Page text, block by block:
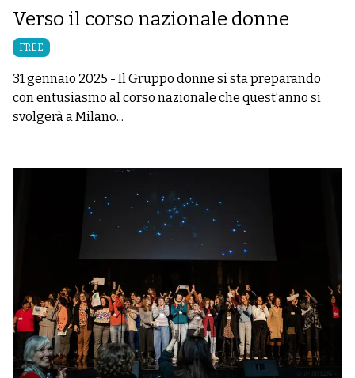
Verso il corso nazionale donne
FREE
31 gennaio 2025 - Il Gruppo donne si sta preparando
con entusiasmo al corso nazionale che quest’anno si
svolgerà a Milano...